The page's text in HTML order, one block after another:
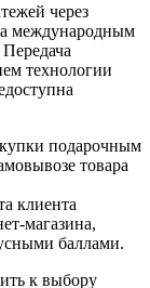
через
международным
технологии
подарочным
товара
клиента
магазина,
баллами.
к выбору